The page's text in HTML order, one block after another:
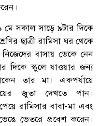
সকাল সাড়ে ৯টার দিকে
ছাত্রী রামিসা ঘর থেকে
বাসায় ডেকে নেন
দিকে স্কুলে যাওয়ার জন্য
তার মা। একপর্যায়ে
জুতা দেখতে পান।
রামিসার বাবা-মা এবং
ভেতরে প্রবেশ করেন।